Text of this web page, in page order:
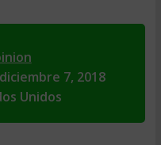
7, 2018
Unidos